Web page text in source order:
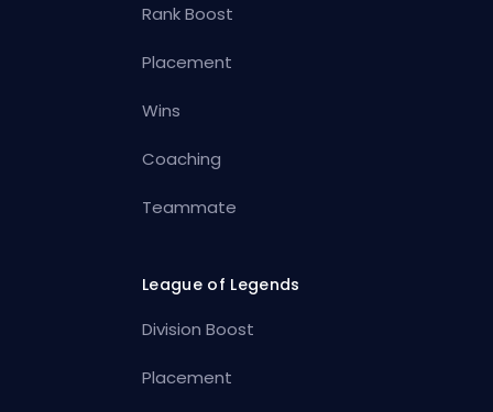
Rank Boost
Placement
Wins
Coaching
Teammate
League of Legends
Division Boost
Placement